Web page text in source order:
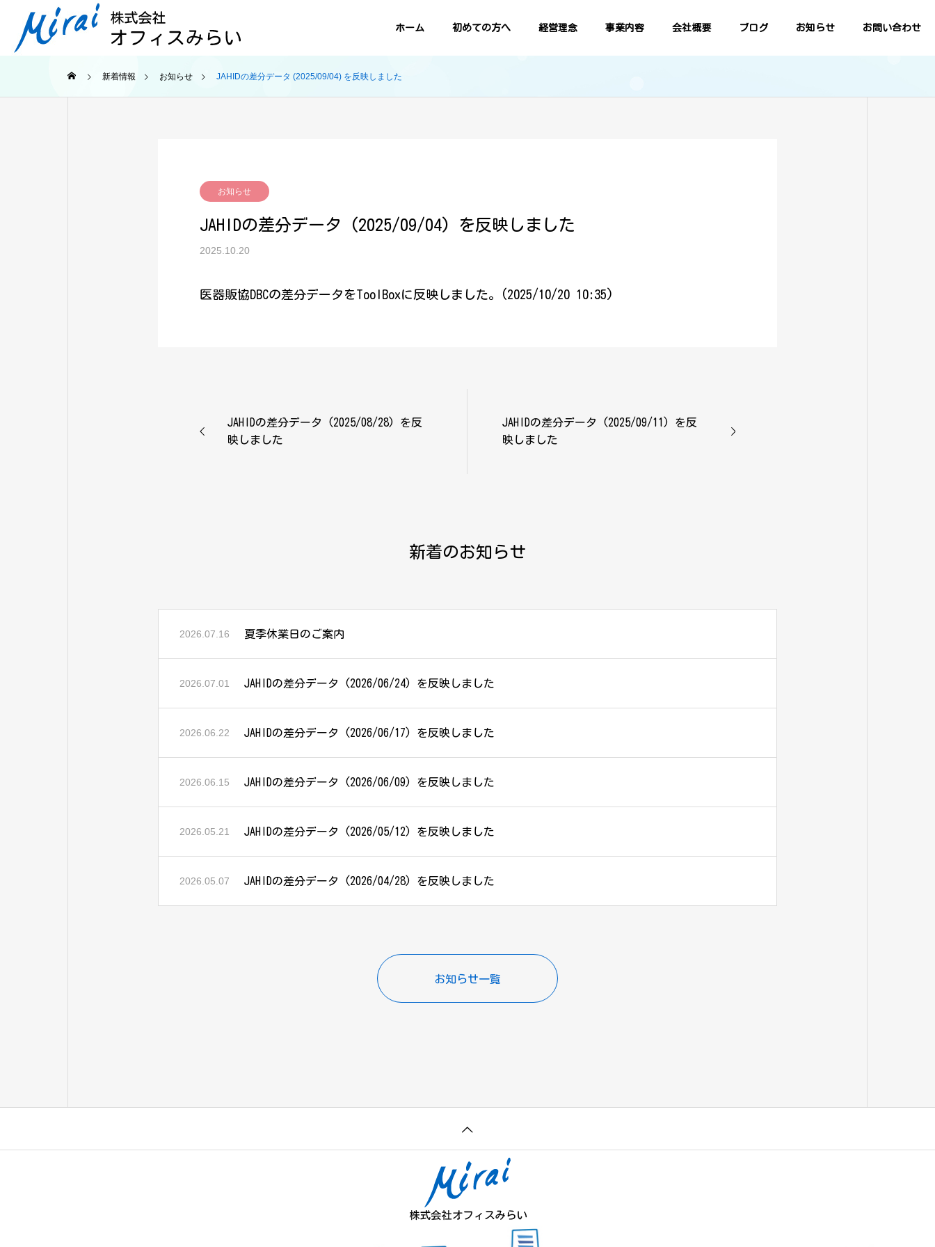
ホーム 初めての方へ 経営理念 事業内容 会社概要 ブログ お知らせ お問い合わせ
新着情報 お知らせ JAHIDの差分データ (2025/09/04) を反映しました
お知らせ
JAHIDの差分データ (2025/09/04) を反映しました
2025.10.20
医器販協DBCの差分データをToolBoxに反映しました。(2025/10/20 10:35)
JAHIDの差分データ (2025/08/28) を反
映しました
JAHIDの差分データ (2025/09/11) を反
映しました
新着のお知らせ
2026.07.16 夏季休業日のご案内
2026.07.01 JAHIDの差分データ (2026/06/24) を反映しました
2026.06.22 JAHIDの差分データ (2026/06/17) を反映しました
2026.06.15 JAHIDの差分データ (2026/06/09) を反映しました
2026.05.21 JAHIDの差分データ (2026/05/12) を反映しました
2026.05.07 JAHIDの差分データ (2026/04/28) を反映しました
お知らせ一覧